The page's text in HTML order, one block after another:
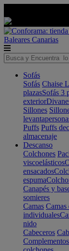
Baleares Canarias
Sofás
Sofás Chaise
plazasSofás 3
exterior
Sillones
Puffs Puffs
almacenaje
Descanso
Colchones
viscoelásticos
ensacados
espuma
Canapés y
somieres
Camas
individuales
nido
Cabeceros